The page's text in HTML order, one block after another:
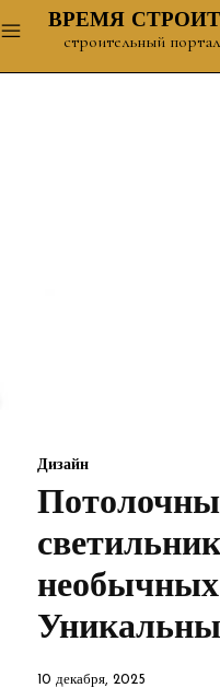
ВРЕМЯ
строительный портал
Дизайн
10 декабря, 2025